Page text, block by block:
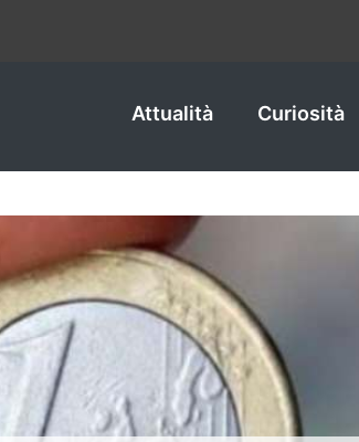
Attualità Curiosità